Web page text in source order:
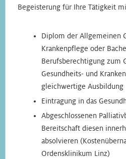
Begeisterung für Ihre Tätigkeit
Diplom der Allgemeinen
Krankenpflege oder
Berufsberechtigung zum
Gesundheits- und
gleichwertige Ausbildung
Eintragung in das
Abgeschlossenen
Bereitschaft diesen
absolvieren
Ordensklinikum Linz)